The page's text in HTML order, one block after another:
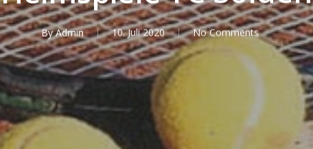
By Admin 10. Juli 2020 No Comments